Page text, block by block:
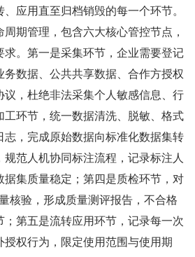
应用直至归档销毁的每一个环节。
期管理，包含六大核心管控节点，
。第一是采集环节，企业需要登记
数据、公共共享数据、合作方授权
，杜绝非法采集个人敏感信息、行
工环节，统一数据清洗、脱敏、格式
，完成原始数据向标准化数据集转
范人机协同标注流程，记录标注人
据集质量稳定；第四是质检环节，对
核验，形成质量测评报告，不合格
第五是流转应用环节，记录每一次
权行为，限定使用范围与使用期